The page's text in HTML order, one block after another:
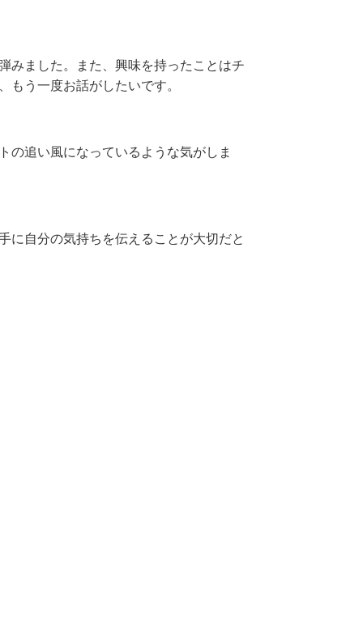
みま した。また、 興味を持ったことはチ
もう一度お話がしたいです。
の追い風になっているような気がしま
に自分の気持ちを伝えることが大切だと